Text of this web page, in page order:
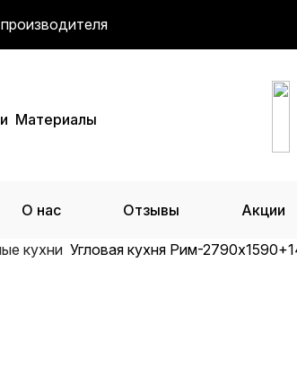
Материалы
О нас Отзывы Акции
кухни Угловая кухня Рим-